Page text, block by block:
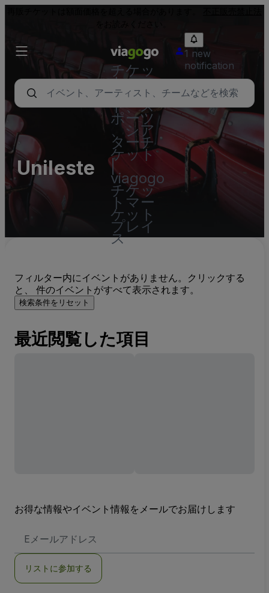
チケッ
ト - コ
ンサー
ト、ス
ポーツ
、シア
ターチ
ケット
|
viagogo
チケッ
トマー
ケット
プレイ
ス
1 new
notification
Unileste
フィルター内にイベントがありません。クリックする
と、 件のイベントがすべて表示されます。
検索条件をリセット
最近閲覧した項目
お得な情報やイベント情報をメールでお届けします
メ
ア
リストに参加する